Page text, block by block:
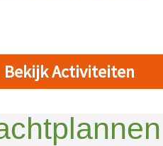
Bekijk Activiteiten